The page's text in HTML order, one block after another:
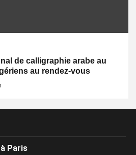
de calligraphie arabe au
au rendez-vous
Paris